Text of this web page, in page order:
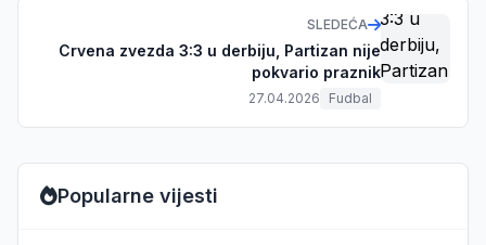
SLEDEĆA
Crvena zvezda 3:3 u derbiju, Partizan nije
pokvario praznik
27.04.2026 Fudbal
Popularne vijesti